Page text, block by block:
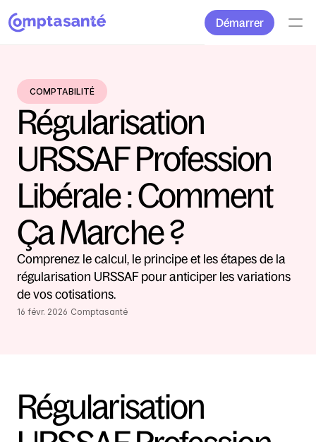
Démarrer
COMPTABILITÉ
Régularisation
URSSAF Profession
Libérale : Comment
Ça Marche ?
Comprenez le calcul, le principe et les étapes de la
régularisation URSSAF pour anticiper les variations
de vos cotisations.
16 févr. 2026 Comptasanté
Régularisation